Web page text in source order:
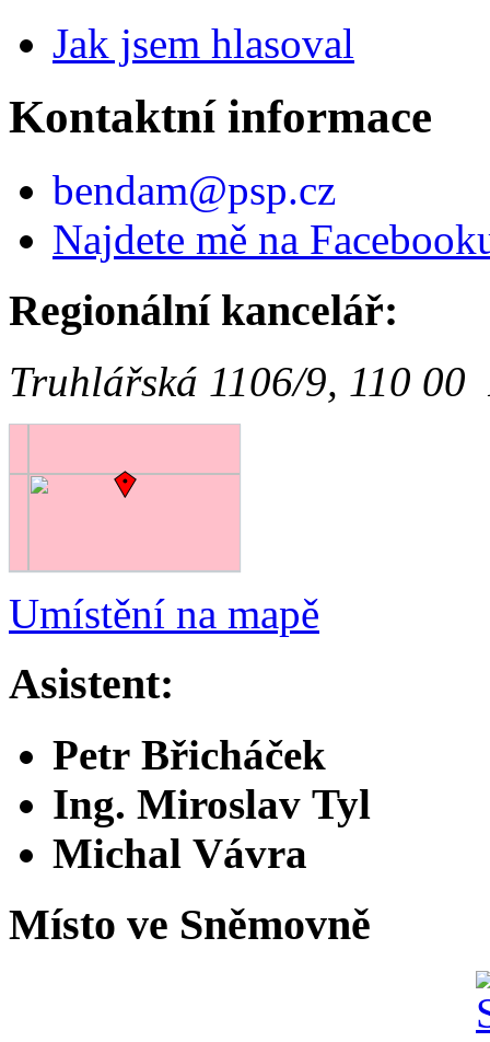
Jak jsem hlasoval
Kontaktní informace
bendam@psp.cz
Najdete mě na
Regionální kancelář:
Truhlářská 1106/9, 110 00
Umístění na mapě
Asistent:
Petr Břicháček
Ing. Miroslav Tyl
Michal Vávra
Místo ve Sněmovně